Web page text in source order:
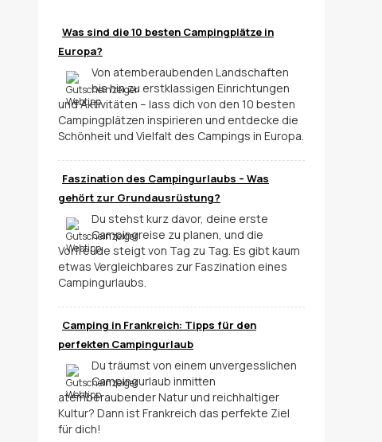
Was sind die 10 besten Campingplätze in
Europa?
Von atemberaubenden Landschaften
bis hin zu erstklassigen Einrichtungen
und Aktivitäten – lass dich von den 10 besten
Campingplätzen inspirieren und entdecke die
Schönheit und Vielfalt des Campings in Europa.
Faszination des Campingurlaubs – Was
gehört zur Grundausrüstung?
Du stehst kurz davor, deine erste
Campingreise zu planen, und die
Vorfreude steigt von Tag zu Tag. Es gibt kaum
etwas Vergleichbares zur Faszination eines
Campingurlaubs.
Camping in Frankreich: Tipps für den
perfekten Campingurlaub
Du träumst von einem unvergesslichen
Campingurlaub inmitten
atemberaubender Natur und reichhaltiger
Kultur? Dann ist Frankreich das perfekte Ziel
für dich!